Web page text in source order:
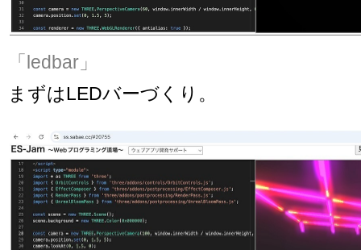
「ledbar」
まずはLEDバーづくり。